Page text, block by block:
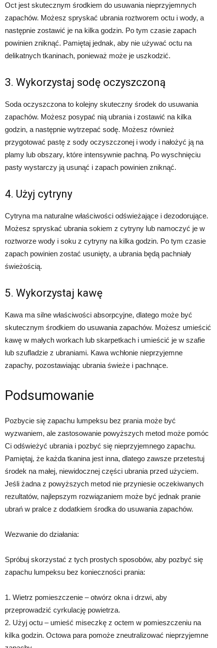
Oct jest skutecznym środkiem do usuwania nieprzyjemnych
zapachów. Możesz spryskać ubrania roztworem octu i wody, a
następnie zostawić je na kilka godzin. Po tym czasie zapach
powinien zniknąć. Pamiętaj jednak, aby nie używać octu na
delikatnych tkaninach, ponieważ może je uszkodzić.
3. Wykorzystaj sodę oczyszczoną
Soda oczyszczona to kolejny skuteczny środek do usuwania
zapachów. Możesz posypać nią ubrania i zostawić na kilka
godzin, a następnie wytrzepać sodę. Możesz również
przygotować pastę z sody oczyszczonej i wody i nałożyć ją na
plamy lub obszary, które intensywnie pachną. Po wyschnięciu
pasty wystarczy ją usunąć i zapach powinien zniknąć.
4. Użyj cytryny
Cytryna ma naturalne właściwości odświeżające i dezodorujące.
Możesz spryskać ubrania sokiem z cytryny lub namoczyć je w
roztworze wody i soku z cytryny na kilka godzin. Po tym czasie
zapach powinien zostać usunięty, a ubrania będą pachniały
świeżością.
5. Wykorzystaj kawę
Kawa ma silne właściwości absorpcyjne, dlatego może być
skutecznym środkiem do usuwania zapachów. Możesz umieścić
kawę w małych workach lub skarpetkach i umieścić je w szafie
lub szufladzie z ubraniami. Kawa wchłonie nieprzyjemne
zapachy, pozostawiając ubrania świeże i pachnące.
Podsumowanie
Pozbycie się zapachu lumpeksu bez prania może być
wyzwaniem, ale zastosowanie powyższych metod może pomóc
Ci odświeżyć ubrania i pozbyć się nieprzyjemnego zapachu.
Pamiętaj, że każda tkanina jest inna, dlatego zawsze przetestuj
środek na małej, niewidocznej części ubrania przed użyciem.
Jeśli żadna z powyższych metod nie przyniesie oczekiwanych
rezultatów, najlepszym rozwiązaniem może być jednak pranie
ubrań w pralce z dodatkiem środka do usuwania zapachów.
Wezwanie do działania:
Spróbuj skorzystać z tych prostych sposobów, aby pozbyć się
zapachu lumpeksu bez konieczności prania:
1. Wietrz pomieszczenie – otwórz okna i drzwi, aby
przeprowadzić cyrkulację powietrza.
2. Użyj octu – umieść miseczkę z octem w pomieszczeniu na
kilka godzin. Octowa para pomoże zneutralizować nieprzyjemne